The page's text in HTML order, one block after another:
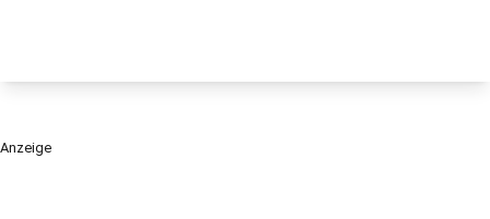
Anzeige